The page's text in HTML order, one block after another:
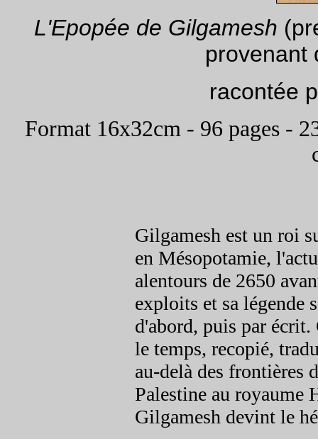
L'Epopée de Gilgamesh
provenant
racontée
Format 16x32cm - 96 pages -
Gilgamesh est un roi
en Mésopotamie,
alentours de 2650
exploits et sa légende
d'abord, puis par
le temps, recopié,
au-delà des frontières
Palestine au royaume
Gilgamesh devint le